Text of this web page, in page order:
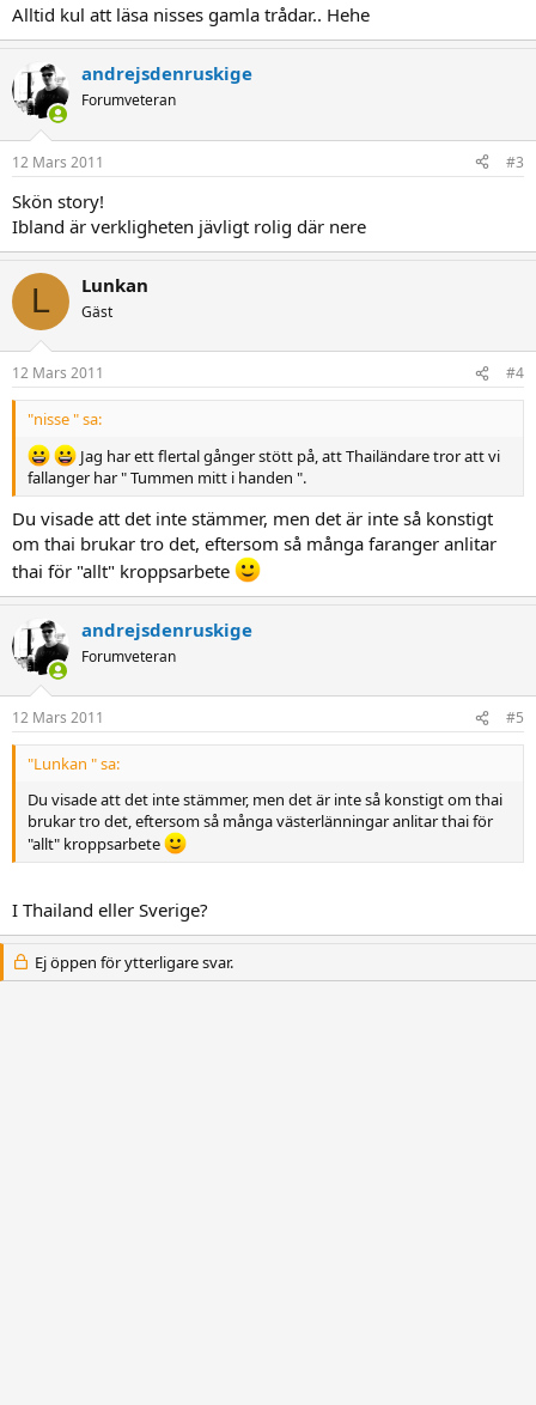
Alltid kul att läsa nisses gamla trådar.. Hehe
andrejsdenruskige
Forumveteran
12 Mars 2011 #3
Skön story!
Ibland är verkligheten jävligt rolig där nere
L Lunkan
Gäst
12 Mars 2011 #4
"nisse " sa:
Jag har ett flertal gånger stött på, att Thailändare tror att vi
fallanger har " Tummen mitt i handen ".
Du visade att det inte stämmer, men det är inte så konstigt
om thai brukar tro det, eftersom så många faranger anlitar
thai för "allt" kroppsarbete
andrejsdenruskige
Forumveteran
12 Mars 2011 #5
"Lunkan " sa:
Du visade att det inte stämmer, men det är inte så konstigt om thai
brukar tro det, eftersom så många västerlänningar anlitar thai för
"allt" kroppsarbete
I Thailand eller Sverige?
Ej öppen för ytterligare svar.